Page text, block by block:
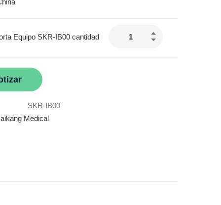
Equipo SKR-IB00 cantidad
SKR-IB00
Medical